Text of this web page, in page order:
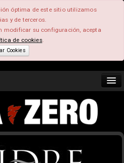
óptima de este sitio utilizamos
y de terceros.
modificar su configuración, acepta
de cookies.
Cookies